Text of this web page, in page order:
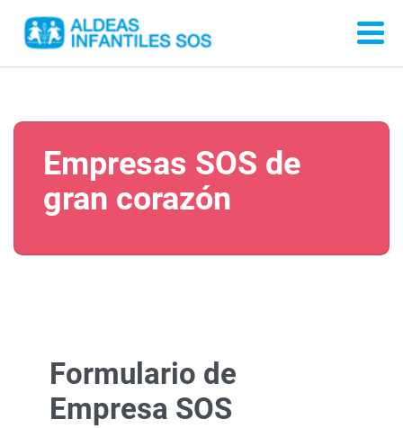
Empresas SOS de
gran corazón
Formulario de
Empresa SOS